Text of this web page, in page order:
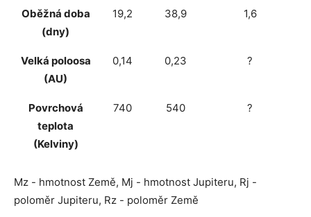
Oběžná doba
(dny)
19,2 38,9 1,6
Velká poloosa
(AU)
0,14 0,23 ?
Povrchová
teplota
(Kelviny)
740 540 ?
Mz - hmotnost Země, Mj - hmotnost Jupiteru, Rj -
poloměr Jupiteru, Rz - poloměr Země